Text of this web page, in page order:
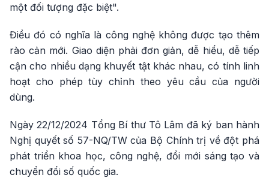
một đối tượng đặc biệt".
Điều đó có nghĩa là công nghệ không được tạo thêm
rào cản mới. Giao diện phải đơn giản, dễ hiểu, dễ tiếp
cận cho nhiều dạng khuyết tật khác nhau, có tính linh
hoạt cho phép tùy chỉnh theo yêu cầu của người
dùng.
Ngày 22/12/2024 Tổng Bí thư Tô Lâm đã ký ban hành
Nghị quyết số 57-NQ/TW của Bộ Chính trị về đột phá
phát triển khoa học, công nghệ, đổi mới sáng tạo và
chuyển đổi số quốc gia.